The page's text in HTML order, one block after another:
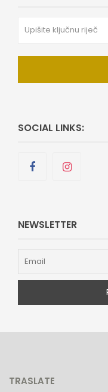
SOCIAL LINKS:
NEWSLETTER
TRASLATE